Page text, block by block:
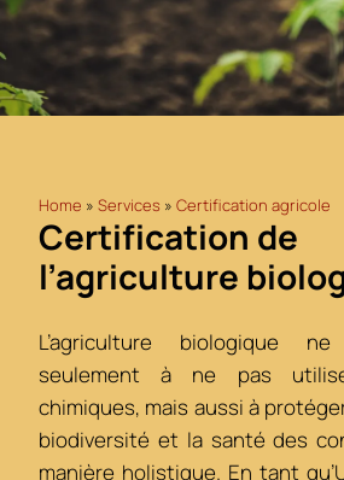
Home » Services » Certification agricole
Certification de
l’agriculture
L’agriculture biologique
seulement à ne pas
chimiques, mais aussi à
biodiversité et la santé des
manière holistique. En tant